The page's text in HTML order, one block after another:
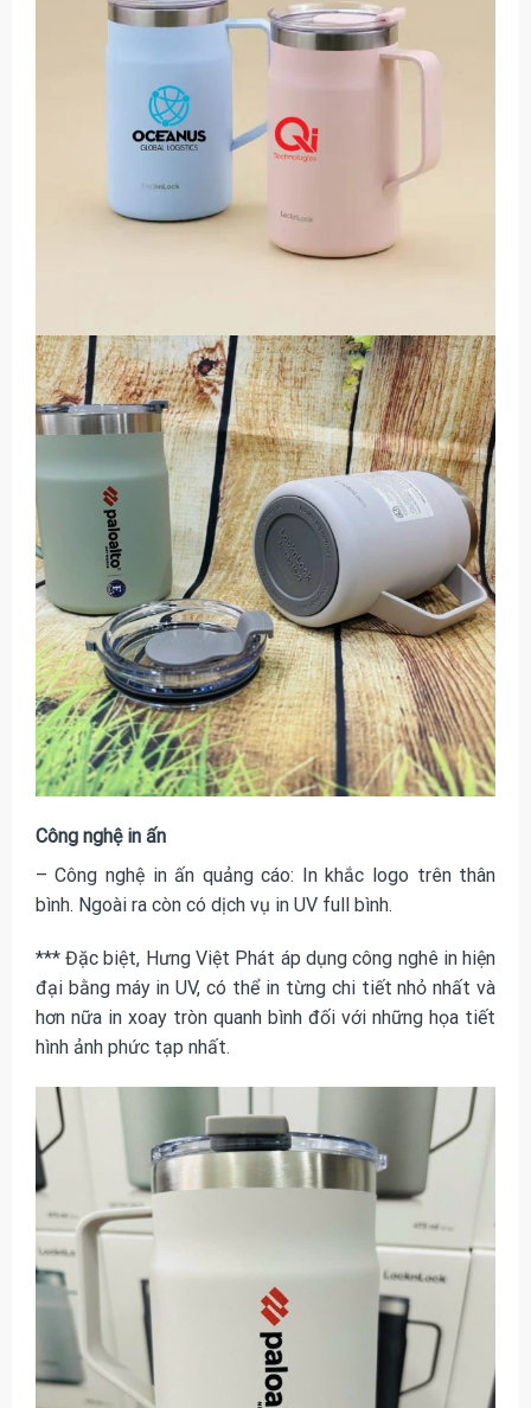
Công nghệ in ấn
– Công nghệ in ấn quảng cáo: In khắc logo trên thân
bình. Ngoài ra còn có dịch vụ in UV full bình.
*** Đặc biệt, Hưng Việt Phát áp dụng công nghê in hiện
đại bằng máy in UV, có thể in từng chi tiết nhỏ nhất và
hơn nữa in xoay tròn quanh bình đối với những họa tiết
hình ảnh phức tạp nhất.